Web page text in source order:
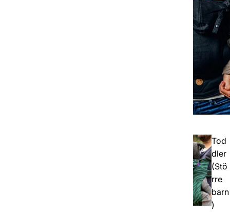
Tod
dler
(Stö
rre
barn
)